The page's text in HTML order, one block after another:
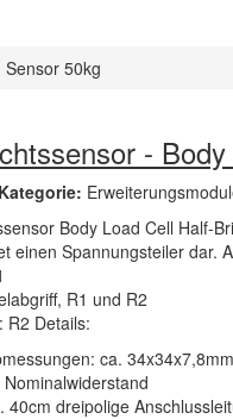
50kg
-
Body Load Cell Half-
einen Spannungsteiler dar.
R1 und R2
R2 Details:
ca.
Nominalwiderstand
40cm dreipolige